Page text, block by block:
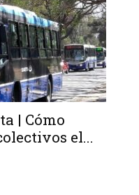
| Cómo
el...